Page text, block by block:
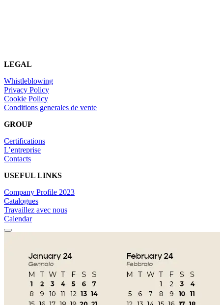
LEGAL
Whistleblowing
Privacy Policy
Cookie Policy
Conditions generales de vente
GROUP
Certifications
L’entreprise
Contacts
USEFUL LINKS
Company Profile 2023
Catalogues
Travaillez avec nous
Calendar